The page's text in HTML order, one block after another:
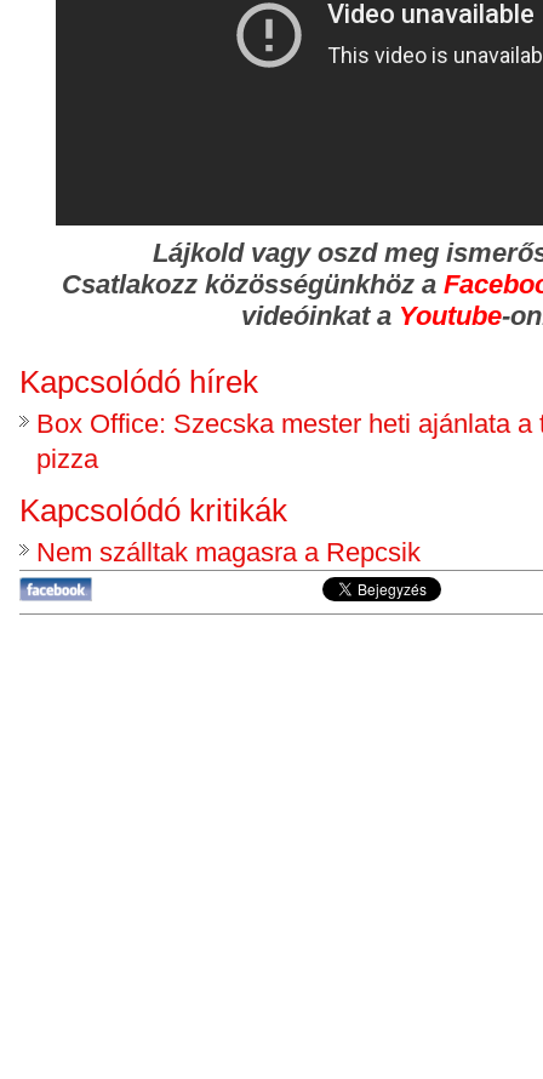
Lájkold vagy oszd meg
Csatlakozz közösségünkhöz a
videóinkat a Youtube-
Kapcsolódó hírek
Box Office: Szecska mester heti ajánlata a
pizza
Kapcsolódó kritikák
Nem szálltak magasra a Repcsik